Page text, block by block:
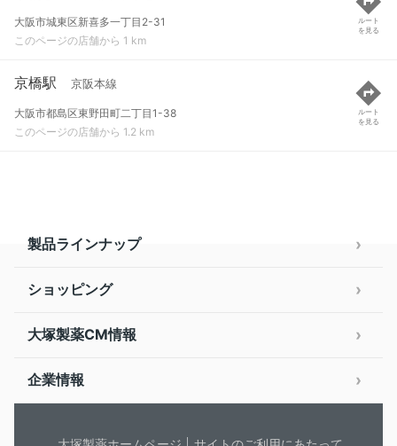
大阪市城東区新喜多一丁目2-31
このページの店舗から 1 km
ルート
を見る
京橋駅 京阪本線
大阪市都島区東野田町二丁目1-38
このページの店舗から 1.2 km
ルート
を見る
製品ラインナップ
ショッピング
大塚製薬CM情報
企業情報